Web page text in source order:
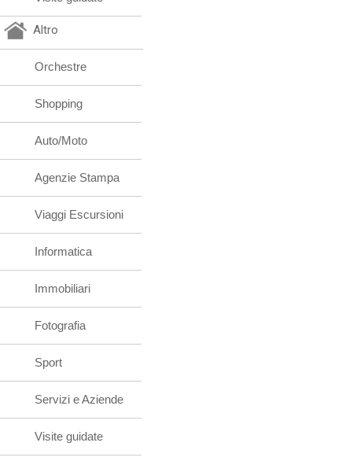
Altro
Orchestre
Shopping
Auto/Moto
Agenzie Stampa
Viaggi Escursioni
Informatica
Immobiliari
Fotografia
Sport
Servizi e Aziende
Visite guidate